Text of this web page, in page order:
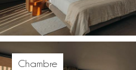
Chambre